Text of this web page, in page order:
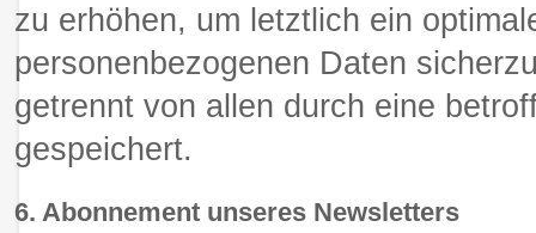
zu erhöhen, um letztlich ein
personenbezogenen Daten
getrennt von allen durch eine
gespeichert.
6. Abonnement unseres Newsletters